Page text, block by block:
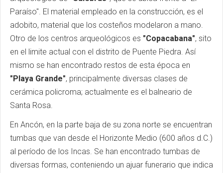
Paraíso". El material empleado en la construcción, es el
adobito, material que los costeños modelaron a mano.
Otro de los centros arqueológicos es "Copacabana", sito
en el limite actual con el distrito de Puente Piedra. Así
mismo se han encontrado restos de esta época en
"Playa Grande", principalmente diversas clases de
cerámica policroma; actualmente es el balneario de
Santa Rosa.
En Ancón, en la parte baja de su zona norte se encuentran
tumbas que van desde el Horizonte Medio (600 años d.C.)
al período de los Incas. Se han encontrado tumbas de
diversas formas, conteniendo un ajuar funerario que indica